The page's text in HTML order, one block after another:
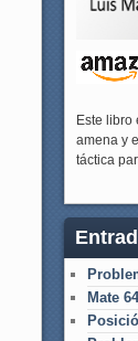
Este libro
amena y
táctica
Mate